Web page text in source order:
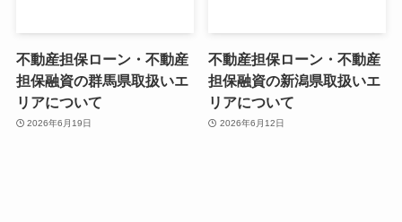
不動産担保ローン・不動産
担保融資の群馬県取扱いエ
リアについて
2026年6月19日
不動産担保ローン・不動産
担保融資の新潟県取扱いエ
リアについて
2026年6月12日